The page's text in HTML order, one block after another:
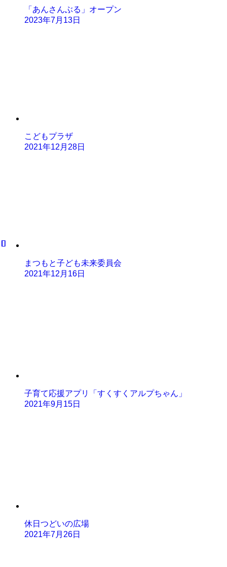
「あんさんぶる」オープン
2023年7月13日
こどもプラザ
2021年12月28日
まつもと子ども未来委員会
2021年12月16日
子育て応援アプリ「すくすくアルプちゃん」
2021年9月15日
休日つどいの広場
2021年7月26日